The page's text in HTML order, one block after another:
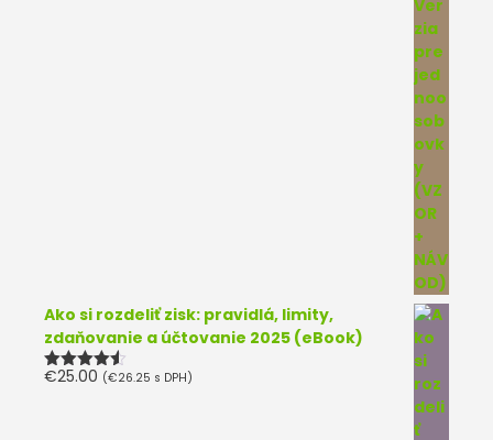
Ako si rozdeliť zisk: pravidlá, limity,
zdaňovanie a účtovanie 2025 (eBook)
Hodnotenie
€25.00 (€26.25 s DPH)